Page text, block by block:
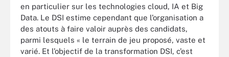
en particulier sur les technologies cloud, IA et Big
Data. Le DSI estime cependant que l’organisation a
des atouts à faire valoir auprès des candidats,
parmi lesquels « le terrain de jeu proposé, vaste et
varié. Et l’objectif de la transformation DSI, c’est